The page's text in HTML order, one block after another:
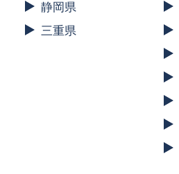
静岡県
三重県